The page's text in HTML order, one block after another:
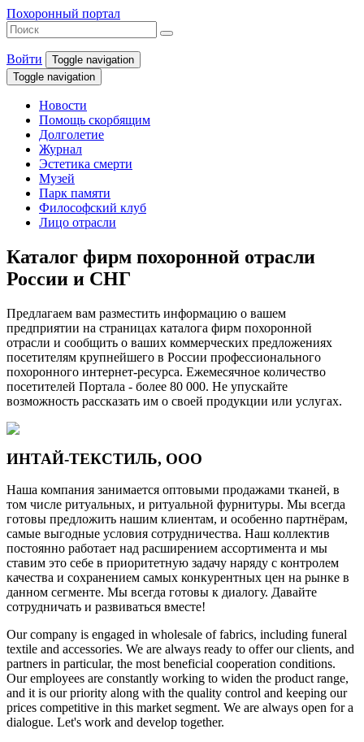
Похоронный портал
Войти
Toggle navigation
Toggle navigation
Новости
Помощь скорбящим
Долголетие
Журнал
Эстетика смерти
Музей
Парк памяти
Философский клуб
Лицо отрасли
Каталог фирм похоронной отрасли
России и СНГ
Предлагаем вам разместить информацию о вашем
предприятии на страницах каталога фирм похоронной
отрасли и сообщить о ваших коммерческих предложениях
посетителям крупнейшего в России профессионального
похоронного интернет-ресурса. Ежемесячное количество
посетителей Портала - более 80 000. Не упускайте
возможность рассказать им о своей продукции или услугах.
ИНТАЙ-ТЕКСТИЛЬ, ООО
Наша компания занимается оптовыми продажами тканей, в
том числе ритуальных, и ритуальной фурнитуры. Мы всегда
готовы предложить нашим клиентам, и особенно партнёрам,
самые выгодные условия сотрудничества. Наш коллектив
постоянно работает над расширением ассортимента и мы
ставим это себе в приоритетную задачу наряду с контролем
качества и сохранением самых конкурентных цен на рынке в
данном сегменте. Мы всегда готовы к диалогу. Давайте
сотрудничать и развиваться вместе!
Our company is engaged in wholesale of fabrics, including funeral
textile and accessories. We are always ready to offer our clients, and
partners in particular, the most beneficial cooperation conditions.
Our employees are constantly working to widen the product range,
and it is our priority along with the quality control and keeping our
prices competitive in this market segment. We are always open for a
dialogue. Let's work and develop together.